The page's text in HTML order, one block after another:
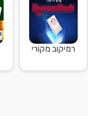
רמיקוב מקורי